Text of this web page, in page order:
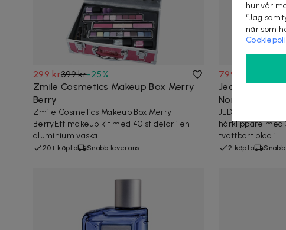
299 kr399 kr-25%
Zmile Cosmetics Makeup Box Merry
Berry
Zmile Cosmetics Makeup Box Merry
BerryEtt makeup kit med 40 st delar i en
aluminium väska....
20+ köpta Snabb leverans
799 kr
Jean Louis
Nordic
JLD PRO HAIR
hårklippare med
tvättbart blad i ...
2 köpta
hur vår
“Jag
när som